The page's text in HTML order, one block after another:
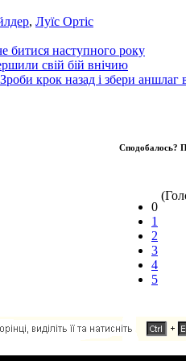
, Луїс Ортіс
битися наступного року
свій бій внічию
крок назад і збери аншлаг
Сподобалось?
0
1
2
3
4
5